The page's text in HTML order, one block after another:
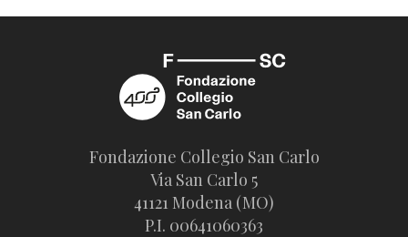
Fondazione Collegio San Carlo
Via San Carlo 5
41121 Modena (MO)
P.I. 00641060363